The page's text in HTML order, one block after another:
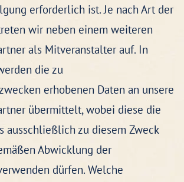
erforderlich ist. Je nach Art der
wir neben einem weiteren
als Mitveranstalter auf. In
die zu
erhobenen Daten an unsere
übermittelt, wobei diese die
ausschließlich zu diesem Zweck
Abwicklung der
dürfen. Welche